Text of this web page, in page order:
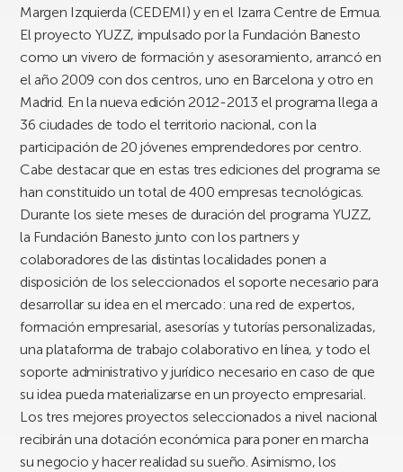
Margen Izquierda (CEDEMI) y en el Izarra Centre de Ermua.
El proyecto YUZZ, impulsado por la Fundación Banesto
como un vivero de formación y asesoramiento, arrancó en
el año 2009 con dos centros, uno en Barcelona y otro en
Madrid. En la nueva edición 2012-2013 el programa llega a
36 ciudades de todo el territorio nacional, con la
participación de 20 jóvenes emprendedores por centro.
Cabe destacar que en estas tres ediciones del programa se
han constituido un total de 400 empresas tecnológicas.
Durante los siete meses de duración del programa YUZZ,
la Fundación Banesto junto con los partners y
colaboradores de las distintas localidades ponen a
disposición de los seleccionados el soporte necesario para
desarrollar su idea en el mercado: una red de expertos,
formación empresarial, asesorías y tutorías personalizadas,
una plataforma de trabajo colaborativo en línea, y todo el
soporte administrativo y jurídico necesario en caso de que
su idea pueda materializarse en un proyecto empresarial.
Los tres mejores proyectos seleccionados a nivel nacional
recibirán una dotación económica para poner en marcha
su negocio y hacer realidad su sueño. Asimismo, los